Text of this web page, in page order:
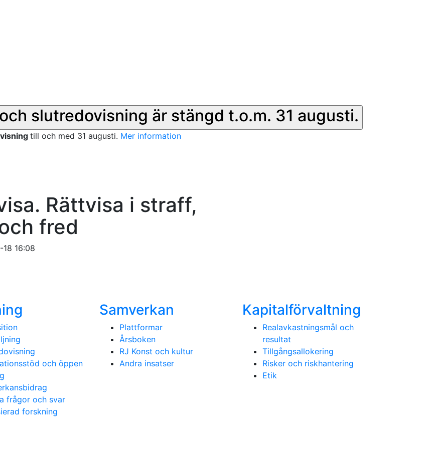
slutredovisning är stängd t.o.m. 31 augusti.
till och med 31 augusti. Mer information
Rättvisa i straff,
fred
18 16:08
och öppen
frågor och svar
forskning
Samverkan
Plattformar
Årsboken
RJ Konst och kultur
Andra insatser
Kapitalförvaltning
Realavkastningsmål och
resultat
Tillgångsallokering
Risker och riskhantering
Etik